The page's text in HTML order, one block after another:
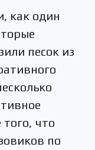
как один
песок из
что
по